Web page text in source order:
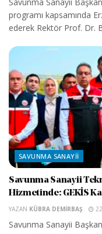
programı kapsamında
ederek Rektör Prof. Dr.
SAVUNMA SANAYII
Savunma Sanayii
Hizmetinde: GEKİS
YAZAN KÜBRA DEMIRBAŞ
Savunma Sanayii